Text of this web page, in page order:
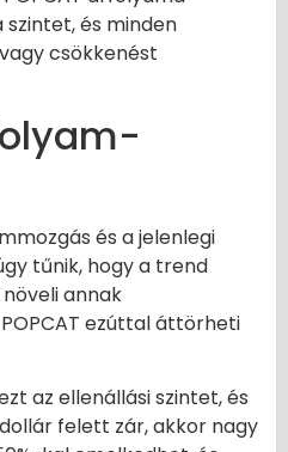
és minden
csökkenést
és a jelenlegi
tűnik, hogy a trend
annak
ezúttal áttörheti
az ellenállási szintet, és
felett zár, akkor nagy